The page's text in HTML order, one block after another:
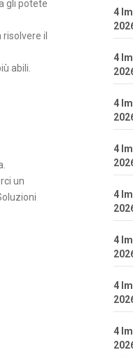
gli potete
il
abili.
un
4
4
4
4
4
4
4
4